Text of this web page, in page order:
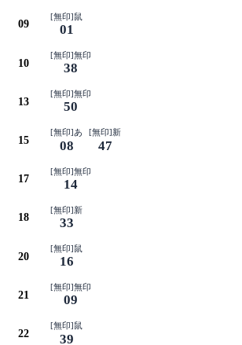
09
[無印]鼠
01
10
[無印]無印
38
13
[無印]無印
50
15
[無印]あ
08
[無印]新
47
17
[無印]無印
14
18
[無印]新
33
20
[無印]鼠
16
21
[無印]無印
09
22
[無印]鼠
39